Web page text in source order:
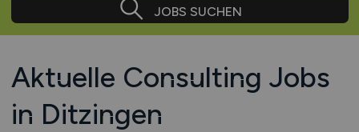
JOBS SUCHEN
Aktuelle Consulting Jobs
in Ditzingen